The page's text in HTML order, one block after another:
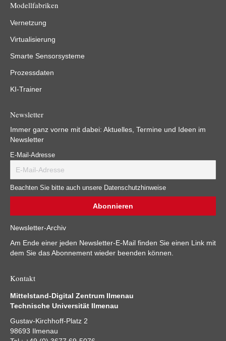
Modellfabriken
Vernetzung
Virtualisierung
Smarte Sensorsysteme
Prozessdaten
KI-Trainer
Newsletter
Immer ganz vorne mit dabei: Aktuelles, Termine und Ideen im
Newsletter
E-Mail-Adresse
Beachten Sie bitte auch unsere Datenschutzhinweise
Newsletter-Archiv
Am Ende einer jeden Newsletter-E-Mail finden Sie einen Link mit
dem Sie das Abonnement wieder beenden können.
Kontakt
Mittelstand-Digital Zentrum Ilmenau
Technische Universität Ilmenau
Gustav-Kirchhoff-Platz 2
98693 Ilmenau